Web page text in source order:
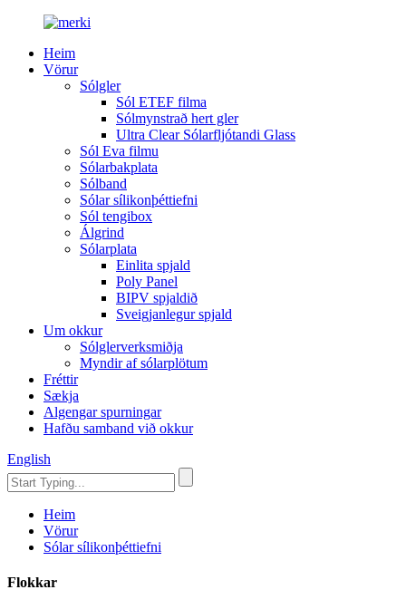
Heim
Vörur
Sólgler
Sól ETEF filma
Sólmynstrað hert gler
Ultra Clear Sólarfljótandi Glass
Sól Eva filmu
Sólarbakplata
Sólband
Sólar sílikonþéttiefni
Sól tengibox
Álgrind
Sólarplata
Einlita spjald
Poly Panel
BIPV spjaldið
Sveigjanlegur spjald
Um okkur
Sólglerverksmiðja
Myndir af sólarplötum
Fréttir
Sækja
Algengar spurningar
Hafðu samband við okkur
English
Heim
Vörur
Sólar sílikonþéttiefni
Flokkar